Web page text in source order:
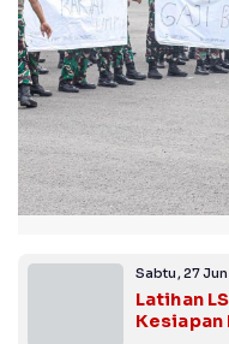
Sabtu, 27 Jun
Latihan